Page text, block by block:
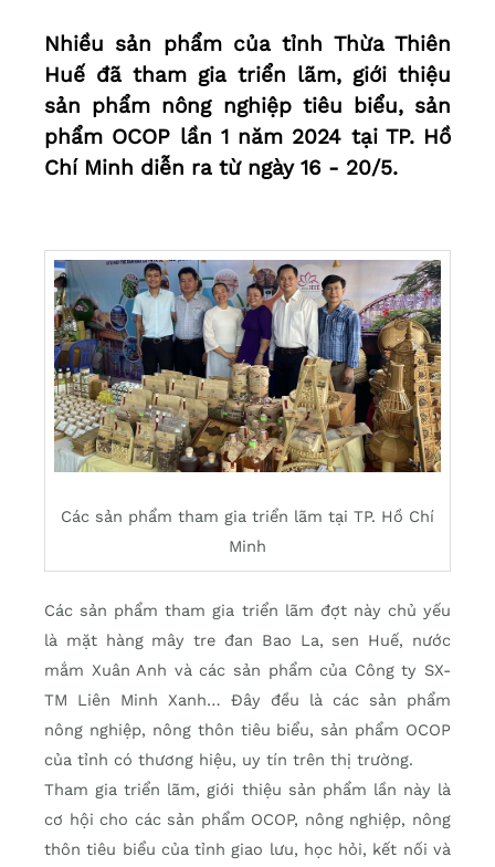
Nhiều sản phẩm của tỉnh Thừa Thiên
Huế đã tham gia triển lãm, giới thiệu
sản phẩm nông nghiệp tiêu biểu, sản
phẩm OCOP lần 1 năm 2024 tại TP. Hồ
Chí Minh diễn ra từ ngày 16 - 20/5.
Các sản phẩm tham gia triển lãm tại TP. Hồ Chí
Minh
Các sản phẩm tham gia triển lãm đợt này chủ yếu
là mặt hàng mây tre đan Bao La, sen Huế, nước
mắm Xuân Anh và các sản phẩm của Công ty SX-
TM Liên Minh Xanh… Đây đều là các sản phẩm
nông nghiệp, nông thôn tiêu biểu, sản phẩm OCOP
của tỉnh có thương hiệu, uy tín trên thị trường.
Tham gia triển lãm, giới thiệu sản phẩm lần này là
cơ hội cho các sản phẩm OCOP, nông nghiệp, nông
thôn tiêu biểu của tỉnh giao lưu, học hỏi, kết nối và